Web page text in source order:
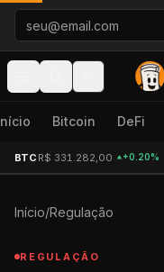
Pular para o conteúdo
Bitcoin DeFi
BTC R$ 331.282,00 +0.20%
Início/Regulação
REGULAÇÃO